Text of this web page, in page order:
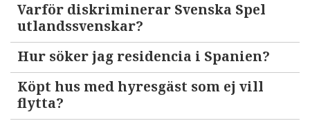
Varför diskriminerar Svenska Spel
utlandssvenskar?
Hur söker jag residencia i Spanien?
Köpt hus med hyresgäst som ej vill
flytta?